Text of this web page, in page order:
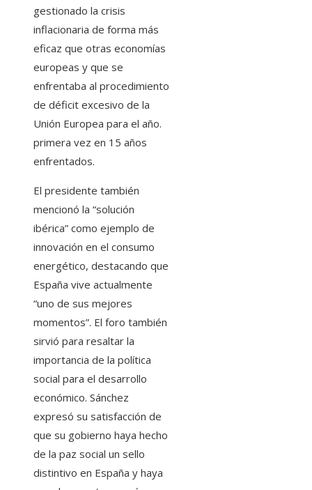
gestionado la crisis
inflacionaria de forma más
eficaz que otras economías
europeas y que se
enfrentaba al procedimiento
de déficit excesivo de la
Unión Europea para el año.
primera vez en 15 años
enfrentados.
El presidente también
mencionó la “solución
ibérica” como ejemplo de
innovación en el consumo
energético, destacando que
España vive actualmente
“uno de sus mejores
momentos”. El foro también
sirvió para resaltar la
importancia de la política
social para el desarrollo
económico. Sánchez
expresó su satisfacción de
que su gobierno haya hecho
de la paz social un sello
distintivo en España y haya